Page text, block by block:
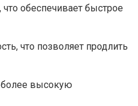
обеспечивает быстрое
что позволяет продлить
более высокую